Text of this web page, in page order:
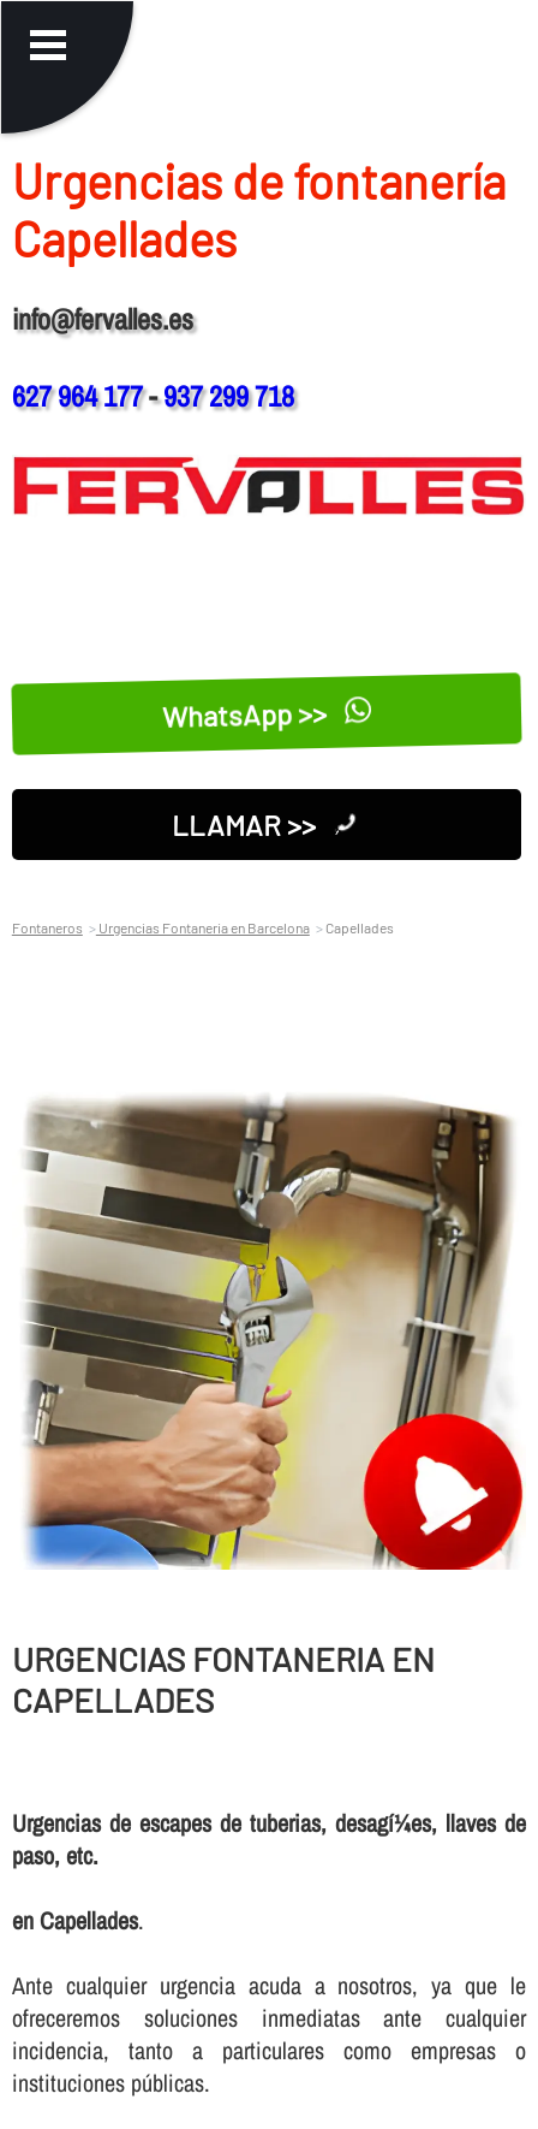
Urgencias de fontanerí­a
Capellades
info@fervalles.es
627 964 177-937 299 718
WhatsApp >>
LLAMAR >>
Fontaneros Urgencias Fontaneria en Barcelona Capellades
URGENCIAS FONTANERIA EN
CAPELLADES
Urgencias de escapes de tuberias, desagí¼es, llaves de
paso, etc.
en Capellades.
Ante cualquier urgencia acuda a nosotros, ya que le
ofreceremos soluciones inmediatas ante cualquier
incidencia, tanto a particulares como empresas o
instituciones públicas.